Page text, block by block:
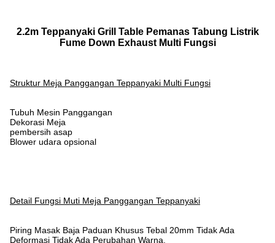
2.2m Teppanyaki Grill Table Pemanas Tabung Listrik
Fume Down Exhaust Multi Fungsi
Struktur Meja Panggangan Teppanyaki Multi Fungsi
Tubuh Mesin Panggangan
Dekorasi Meja
pembersih asap
Blower udara opsional
Detail Fungsi Muti Meja Panggangan Teppanyaki
Piring Masak Baja Paduan Khusus Tebal 20mm Tidak Ada
Deformasi Tidak Ada Perubahan Warna.